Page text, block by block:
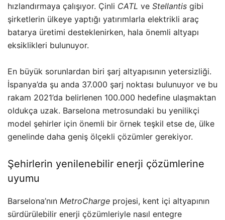
hızlandırmaya çalışıyor. Çinli CATL ve Stellantis gibi
şirketlerin ülkeye yaptığı yatırımlarla elektrikli araç
batarya üretimi desteklenirken, hala önemli altyapı
eksiklikleri bulunuyor.
En büyük sorunlardan biri şarj altyapısının yetersizliği.
İspanya’da şu anda 37.000 şarj noktası bulunuyor ve bu
rakam 2021’da belirlenen 100.000 hedefine ulaşmaktan
oldukça uzak. Barselona metrosundaki bu yenilikçi
model şehirler için önemli bir örnek teşkil etse de, ülke
genelinde daha geniş ölçekli çözümler gerekiyor.
Şehirlerin yenilenebilir enerji çözümlerine
uyumu
Barselona’nın MetroCharge projesi, kent içi altyapının
sürdürülebilir enerji çözümleriyle nasıl entegre